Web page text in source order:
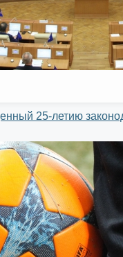
25-летию